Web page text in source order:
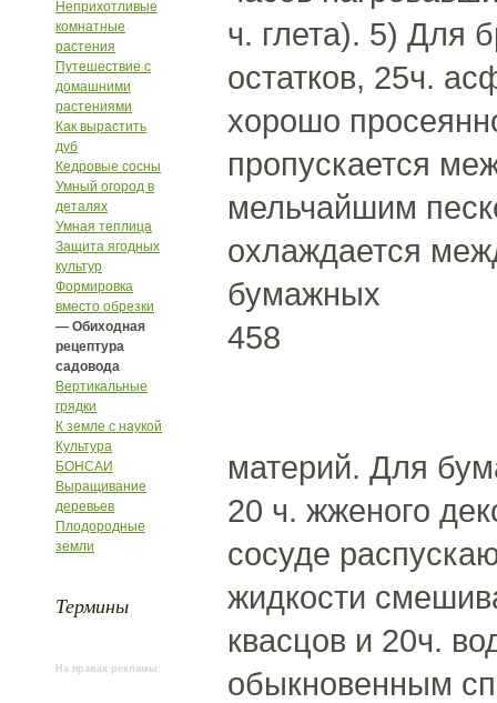
Неприхотливые
комнатные
растения
Путешествие с
домашними
растениями
Как вырастить
дуб
Кедровые сосны
Умный огород в
деталях
Умная теплица
Защита ягодных
культур
Формировка
вместо обрезки
— Обиходная
рецептура
садовода
Вертикальные
грядки
К земле с наукой
Культура
БОНСАИ
Выращивание
деревьев
Плодородные
земли
Термины
На правах рекламы:
ч. глета). 5) Для
остатков, 25ч.
хорошо
пропускается
мельчайшим
охлаждается
бумажных
458
материй. Для
20 ч. жженого
сосуде
жидкости
квасцов и 20ч.
обыкновенным